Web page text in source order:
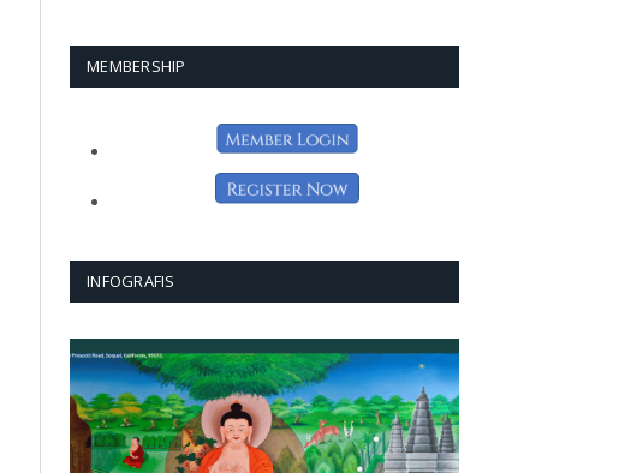
MEMBERSHIP
INFOGRAFIS